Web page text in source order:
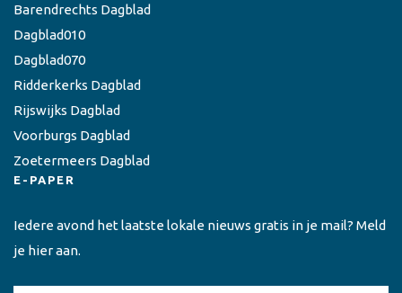
Barendrechts Dagblad
Dagblad010
Dagblad070
Ridderkerks Dagblad
Rijswijks Dagblad
Voorburgs Dagblad
Zoetermeers Dagblad
E-PAPER
Iedere avond het laatste lokale nieuws gratis in je mail? Meld
je hier aan.